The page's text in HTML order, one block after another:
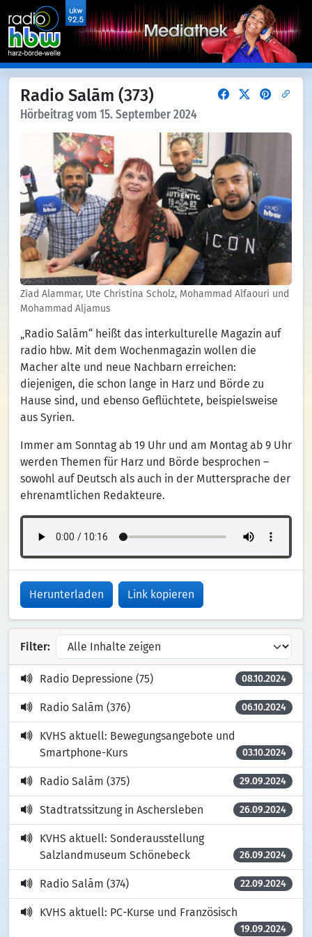
Radio Salām (373)
Hörbeitrag vom 15. September 2024
Ziad Alammar, Ute Christina Scholz, Mohammad Alfaouri und
Mohammad Aljamus
„Radio Salām“ heißt das interkulturelle Magazin auf
radio hbw. Mit dem Wochenmagazin wollen die
Macher alte und neue Nachbarn erreichen:
diejenigen, die schon lange in Harz und Börde zu
Hause sind, und ebenso Geflüchtete, beispielsweise
aus Syrien.
Immer am Sonntag ab 19 Uhr und am Montag ab 9 Uhr
werden Themen für Harz und Börde besprochen –
sowohl auf Deutsch als auch in der Muttersprache der
ehrenamtlichen Redakteure.
Herunterladen Link kopieren
Filter:
Radio Depressione (75) 08.10.2024
Radio Salām (376) 06.10.2024
KVHS aktuell: Bewegungsangebote und
Smartphone-Kurs
03.10.2024
Radio Salām (375) 29.09.2024
Stadtratssitzung in Aschersleben 26.09.2024
KVHS aktuell: Sonderausstellung
Salzlandmuseum Schönebeck
26.09.2024
Radio Salām (374) 22.09.2024
KVHS aktuell: PC-Kurse und Französisch
19.09.2024